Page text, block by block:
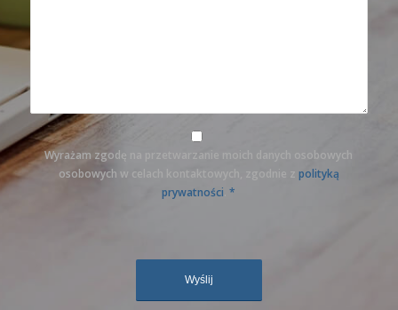
Wyrażam zgodę na przetwarzanie moich danych osobowych
osobowych w celach kontaktowych, zgodnie z polityką
prywatności .*
reCAPTCHA API. You are currently
not able to submit the contact form.